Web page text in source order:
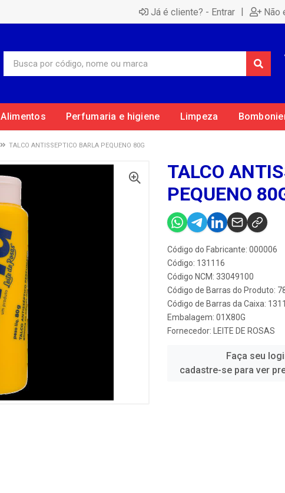
Já é cliente? - Entrar | Não
Alimentos Perfumaria e higiene Limpeza
TALCO ANTISSEPTICO BARLA PEQUENO 80G
TALCO
PEQUENO
Código do Fabricante: 000006
Código: 131116
Código NCM: 33049100
Código de Barras do Produto:
Código de Barras da Caixa:
Embalagem: 01X80G
Fornecedor:
LEITE DE ROSAS
Faça seu
cadastre-se para ver